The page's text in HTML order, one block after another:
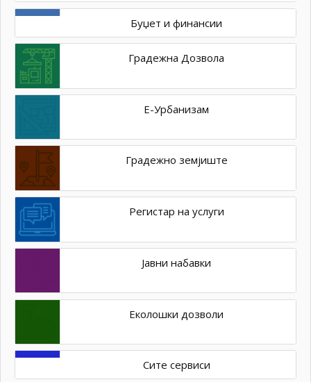
Буџет и финансии
Градежна Дозвола
Е-Урбанизам
Градежно земјиште
Регистар на услуги
Јавни набавки
Еколошки дозволи
Сите сервиси